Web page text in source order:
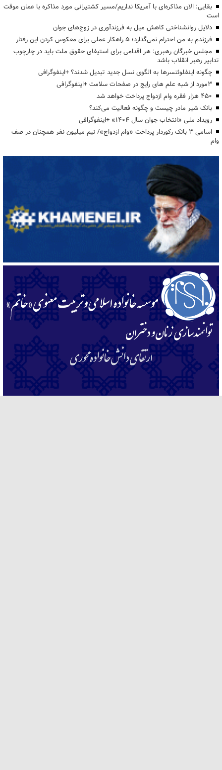
بقایی: الان مذاکره‌ای با آمریکا نداریم/مسیر کشتیرانی مورد مذاکره با عمان موقت
است
دلایل روانشناختی کاهش میل به فرزندآوری در زوج‌های جوان
فرزندم به من احترام نمی‌گذارد؛ ۵ راهکار عملی برای معکوس کردن این رفتار
مجلس خبرگان رهبری: هر اقدامی برای استیفای حقوق ملت باید در چارچوب
تدابیر رهبر انقلاب باشد
چگونه اینفلوئنسرها به الگوی نسل جدید تبدیل شدند؟ +اینفوگرافی
3مورد از شبه علم های رایج در صفحات سلامت +اینفوگرافی
۴۵۰ هزار فقره وام ازدواج پرداخت خواهد شد
بانک شیر مادر چیست و چگونه فعالیت می‌کند؟
رویداد ملی «انتخاب جوان سال ۱۴۰۴» +اینفوگرافی
اسامی ۳ بانک رکوردار پرداخت «وام ازدواج»/ نیم میلیون نفر همچنان در صف
وام